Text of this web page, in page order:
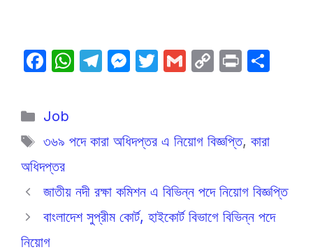
F
c
e
b
o
o
k
W
A
p
T
gr
a
M
e
g
er
T
er
G
C
Li
k
P
Categories
Job
Tags
৩৬৯ পদে কারা অধিদপ্তর এ নিয়োগ বিজ্ঞপ্তি, কারা
অধিদপ্তর
জাতীয় নদী রক্ষা কমিশন এ বিভিন্ন পদে নিয়োগ বিজ্ঞপ্তি
বাংলাদেশ সুপ্রীম কোর্ট, হাইকোর্ট বিভাগে বিভিন্ন পদে
নিয়োগ